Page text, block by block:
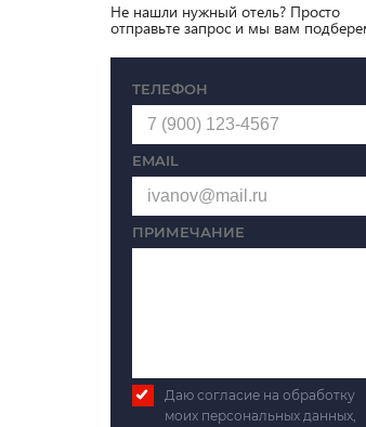
Не нашли нужный отель? Просто
отправьте запрос и мы вам
ТЕЛЕФОН
EMAIL
ПРИМЕЧАНИЕ
Даю согласие на обработку
моих персональных данных,